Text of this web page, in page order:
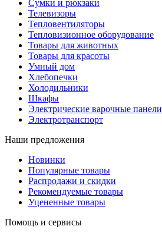
Сумки и рюкзаки
Телевизоры
Тепловентиляторы
Тепловизионное оборудование
Товары для животных
Товары для красоты
Умный дом
Хлебопечки
Холодильники
Шкафы
Электрические варочные панели
Электротранспорт
Наши предложения
Новинки
Популярные товары
Распродажи и скидки
Рекомендуемые товары
Уцененные товары
Помощь и сервисы